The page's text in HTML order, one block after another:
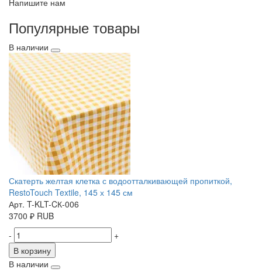
Напишите нам
Популярные товары
В наличии
Скатерть желтая клетка с водоотталкивающей пропиткой,
RestoTouch Textile, 145 х 145 см
Арт. T-KLT-CК-006
3700 ₽ RUB
-
+
В корзину
В наличии